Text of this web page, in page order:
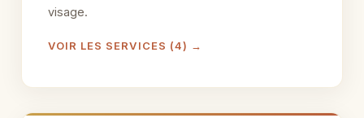
visage.
VOIR LES SERVICES (4) →